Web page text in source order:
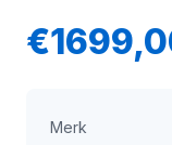
Merk